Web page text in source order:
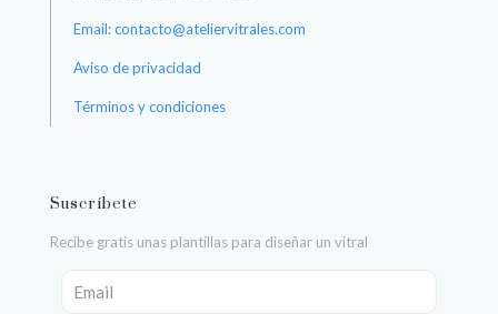
Email: contacto@ateliervitrales.com
Aviso de privacidad
Términos y condiciones
Suscríbete
Recibe gratis unas plantillas para diseñar un vitral